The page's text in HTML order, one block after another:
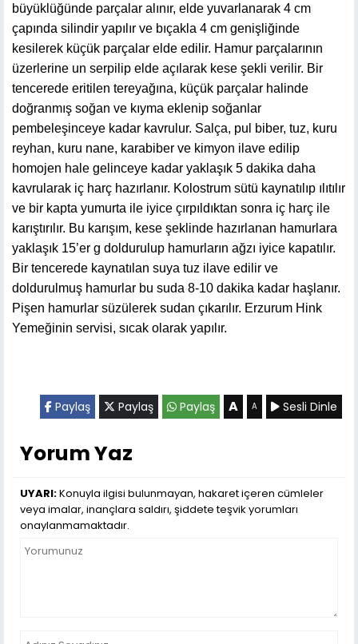
büyüklüğünde parçalar alınır, elde yuvarlanarak 4 cm
çapında silindir yapılır ve bıçakla 4 cm genişliğinde
kesilerek küçük parçalar elde edilir. Hamur parçalarının
üzerlerine un serpilip elde açılarak kese şekli verilir. Bir
tencerede eritilen tereyağına, küçük parçalar halinde
doğranmış soğan ve kıyma eklenip soğanlar
pembeleşinceye kadar kavrulur. Salça, pul biber, tuz, kuru
reyhan, kuru nane, karabiber ve kimyon ilave edilip
homojen hale gelinceye kadar yaklaşık 5 dakika daha
kavrularak iç harç hazırlanır. Kolostrum sütü kaynatılıp ılıtılır
ve bir kapta yumurta ile iyice çırpıldıktan sonra iç harç ile
karıştırılır. Bu karışım, kese şeklinde hazırlanan hamurlara
yaklaşık 15’er g doldurulup hamurların ağzı iyice kapatılır.
Bir tencerede kaynatılan suya tuz ilave edilir ve
doldurulmuş hamurlar bu suda 8-10 dakika kadar haşlanır.
Pişen hamurlar süzülerek sudan çıkarılır. Erzurum Hink
Yemeğinin servisi, sıcak olarak yapılır.
Paylaş Paylaş Paylaş A A Sesli Dinle
Yorum Yaz
UYARI:Konuyla ilgisi bulunmayan, hakaret içeren cümleler
veya imalar, inançlara saldırı, şiddete teşvik yorumları
onaylanmamaktadır.